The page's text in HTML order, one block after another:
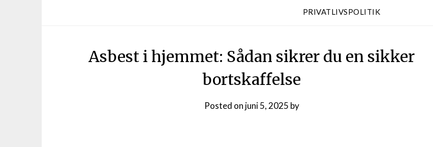
PRIVATLIVSPOLITIK
Asbest i hjemmet: Sådan sikrer du en sikker
bortskaffelse
Posted on juni 5, 2025 by